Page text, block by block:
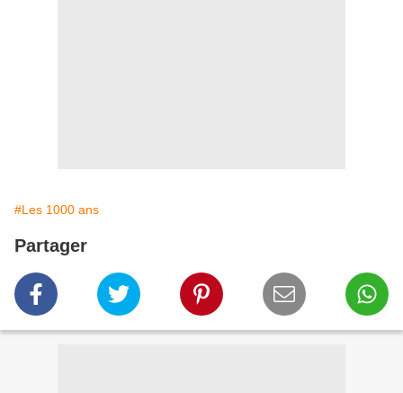
#Les 1000 ans
Partager